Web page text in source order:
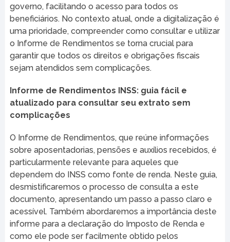
governo, facilitando o acesso para todos os
beneficiários. No contexto atual, onde a digitalização é
uma prioridade, compreender como consultar e utilizar
o Informe de Rendimentos se torna crucial para
garantir que todos os direitos e obrigações fiscais
sejam atendidos sem complicações.
Informe de Rendimentos INSS: guia fácil e
atualizado para consultar seu extrato sem
complicações
O Informe de Rendimentos, que reúne informações
sobre aposentadorias, pensões e auxílios recebidos, é
particularmente relevante para aqueles que
dependem do INSS como fonte de renda. Neste guia,
desmistificaremos o processo de consulta a este
documento, apresentando um passo a passo claro e
acessível. Também abordaremos a importância deste
informe para a declaração do Imposto de Renda e
como ele pode ser facilmente obtido pelos